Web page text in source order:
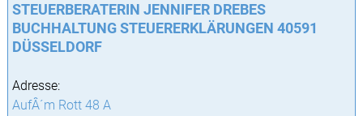
STEUERBERATERIN JENNIFER DREBES
BUCHHALTUNG STEUERERKLÄRUNGEN 40591
DÜSSELDORF
Adresse:
AufÂ´m Rott 48 A